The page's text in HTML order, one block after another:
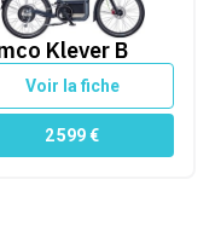
Klever B
Voir la fiche
2 599€